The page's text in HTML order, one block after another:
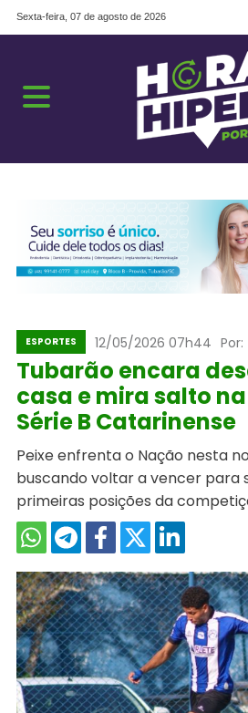
Sexta-feira, 07 de agosto de 2026
ESPORTES 12/05/2026 07h44 Por:
Tubarão encara
casa e mira salto
Série B Catarinense
Peixe enfrenta o Nação nesta
buscando voltar a vencer para
primeiras posições da